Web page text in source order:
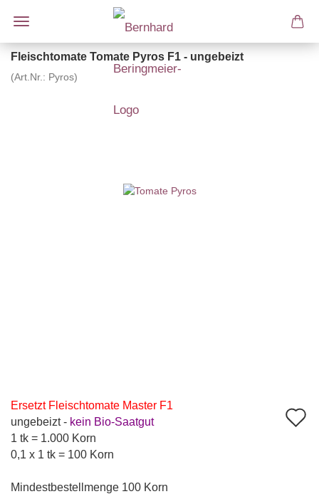
Fleischtomate Tomate Pyros F1 - ungebeizt
(Art.Nr.: Pyros)
Ersetzt Fleischtomate Master F1
ungebeizt - kein Bio-Saatgut
1 tk = 1.000 Korn
0,1 x 1 tk = 100 Korn
Mindestbestellmenge 100 Korn